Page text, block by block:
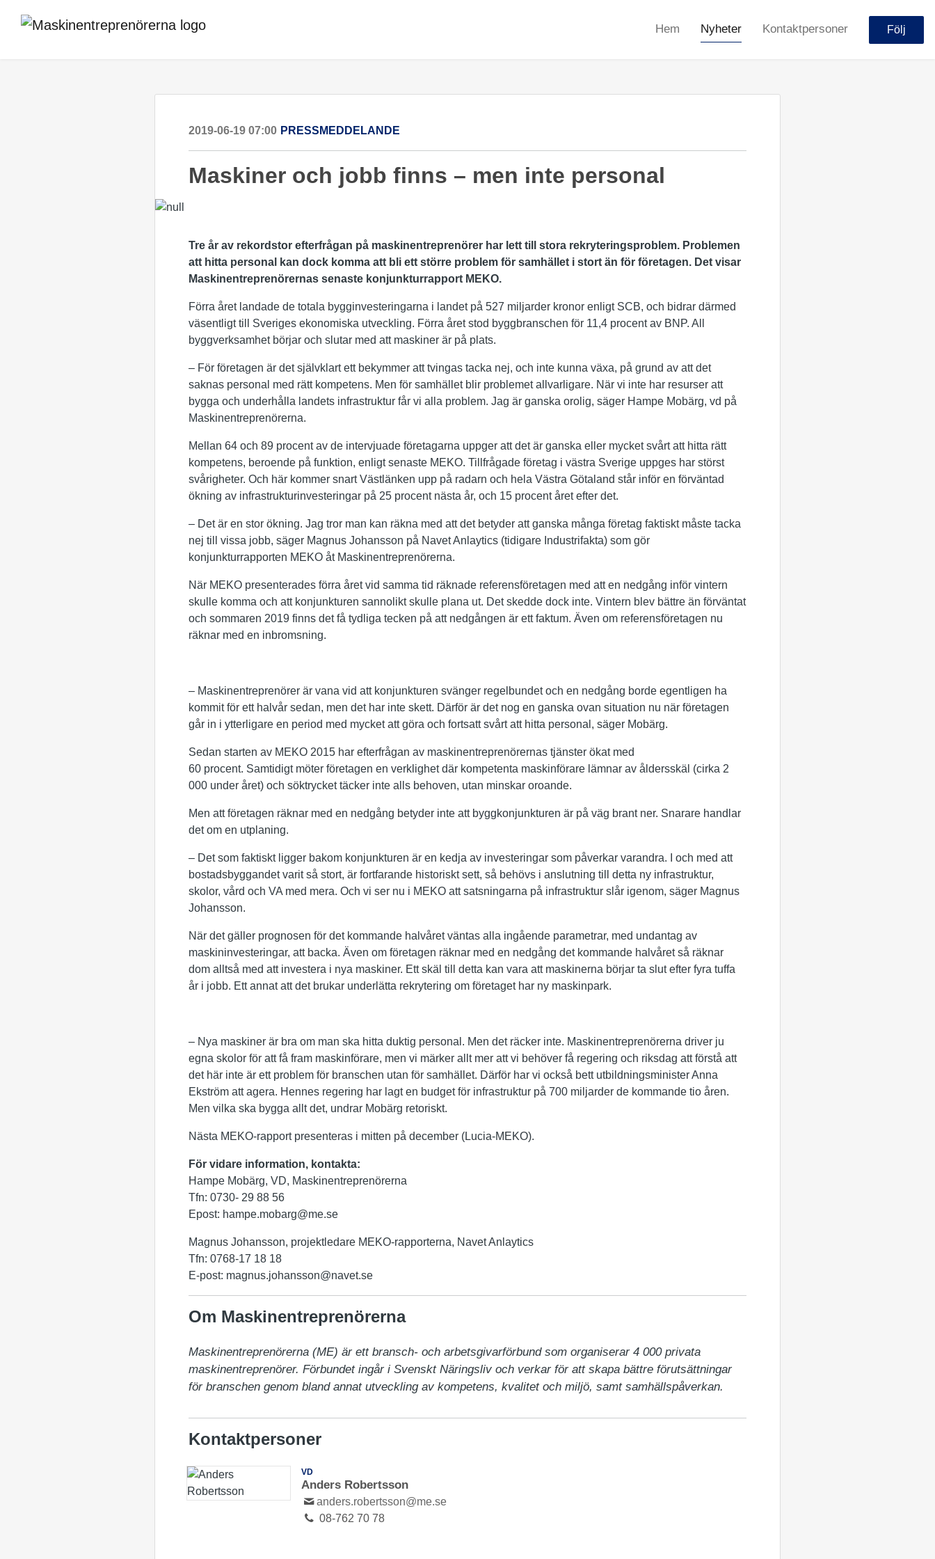
Hem Nyheter Kontaktpersoner Följ
2019-06-19 07:00 PRESSMEDDELANDE
​Maskiner och jobb finns – men inte personal
Tre år av rekordstor efterfrågan på maskinentreprenörer har lett till stora rekryteringsproblem. Problemen
att hitta personal kan dock komma att bli ett större problem för samhället i stort än för företagen. Det visar
Maskinentreprenörernas senaste konjunkturrapport MEKO.
Förra året landade de totala bygginvesteringarna i landet på 527 miljarder kronor enligt SCB, och bidrar därmed
väsentligt till Sveriges ekonomiska utveckling. Förra året stod byggbranschen för 11,4 procent av BNP. All
byggverksamhet börjar och slutar med att maskiner är på plats.
– För företagen är det självklart ett bekymmer att tvingas tacka nej, och inte kunna växa, på grund av att det
saknas personal med rätt kompetens. Men för samhället blir problemet allvarligare. När vi inte har resurser att
bygga och underhålla landets infrastruktur får vi alla problem. Jag är ganska orolig, säger Hampe Mobärg, vd på
Maskinentreprenörerna.
Mellan 64 och 89 procent av de intervjuade företagarna uppger att det är ganska eller mycket svårt att hitta rätt
kompetens, beroende på funktion, enligt senaste MEKO. Tillfrågade företag i västra Sverige uppges har störst
svårigheter. Och här kommer snart Västlänken upp på radarn och hela Västra Götaland står inför en förväntad
ökning av infrastrukturinvesteringar på 25 procent nästa år, och 15 procent året efter det.
– Det är en stor ökning. Jag tror man kan räkna med att det betyder att ganska många företag faktiskt måste tacka
nej till vissa jobb, säger Magnus Johansson på Navet Anlaytics (tidigare Industrifakta) som gör
konjunkturrapporten MEKO åt Maskinentreprenörerna.
När MEKO presenterades förra året vid samma tid räknade referensföretagen med att en nedgång inför vintern
skulle komma och att konjunkturen sannolikt skulle plana ut. Det skedde dock inte. Vintern blev bättre än förväntat
och sommaren 2019 finns det få tydliga tecken på att nedgången är ett faktum. Även om referensföretagen nu
räknar med en inbromsning.
– Maskinentreprenörer är vana vid att konjunkturen svänger regelbundet och en nedgång borde egentligen ha
kommit för ett halvår sedan, men det har inte skett. Därför är det nog en ganska ovan situation nu när företagen
går in i ytterligare en period med mycket att göra och fortsatt svårt att hitta personal, säger Mobärg.
Sedan starten av MEKO 2015 har efterfrågan av maskinentreprenörernas tjänster ökat med
60 procent. Samtidigt möter företagen en verklighet där kompetenta maskinförare lämnar av åldersskäl (cirka 2
000 under året) och söktrycket täcker inte alls behoven, utan minskar oroande.
Men att företagen räknar med en nedgång betyder inte att byggkonjunkturen är på väg brant ner. Snarare handlar
det om en utplaning.
– Det som faktiskt ligger bakom konjunkturen är en kedja av investeringar som påverkar varandra. I och med att
bostadsbyggandet varit så stort, är fortfarande historiskt sett, så behövs i anslutning till detta ny infrastruktur,
skolor, vård och VA med mera. Och vi ser nu i MEKO att satsningarna på infrastruktur slår igenom, säger Magnus
Johansson.
När det gäller prognosen för det kommande halvåret väntas alla ingående parametrar, med undantag av
maskininvesteringar, att backa. Även om företagen räknar med en nedgång det kommande halvåret så räknar
dom alltså med att investera i nya maskiner. Ett skäl till detta kan vara att maskinerna börjar ta slut efter fyra tuffa
år i jobb. Ett annat att det brukar underlätta rekrytering om företaget har ny maskinpark.
– Nya maskiner är bra om man ska hitta duktig personal. Men det räcker inte. Maskinentreprenörerna driver ju
egna skolor för att få fram maskinförare, men vi märker allt mer att vi behöver få regering och riksdag att förstå att
det här inte är ett problem för branschen utan för samhället. Därför har vi också bett utbildningsminister Anna
Ekström att agera. Hennes regering har lagt en budget för infrastruktur på 700 miljarder de kommande tio åren.
Men vilka ska bygga allt det, undrar Mobärg retoriskt.
Nästa MEKO-rapport presenteras i mitten på december (Lucia-MEKO).
För vidare information, kontakta:
Hampe Mobärg, VD, Maskinentreprenörerna
Tfn: 0730- 29 88 56
Epost: hampe.mobarg@me.se
Magnus Johansson, projektledare MEKO-rapporterna, Navet Anlaytics
Tfn: 0768-17 18 18
E-post: magnus.johansson@navet.se
Om Maskinentreprenörerna
Maskinentreprenörerna (ME) är ett bransch- och arbetsgivarförbund som organiserar 4 000 privata
maskinentreprenörer. Förbundet ingår i Svenskt Näringsliv och verkar för att skapa bättre förutsättningar
för branschen genom bland annat utveckling av kompetens, kvalitet och miljö, samt samhällspåverkan.
Kontaktpersoner
VD
Anders Robertsson
anders.robertsson@me.se
08-762 70 78